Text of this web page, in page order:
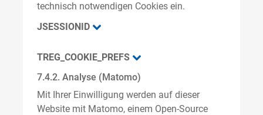
technisch notwendigen Cookies ein.
JSESSIONID
TREG_COOKIE_PREFS
7.4.2. Analyse (Matomo)
Mit Ihrer Einwilligung werden auf dieser
Website mit Matomo, einem Open-Source